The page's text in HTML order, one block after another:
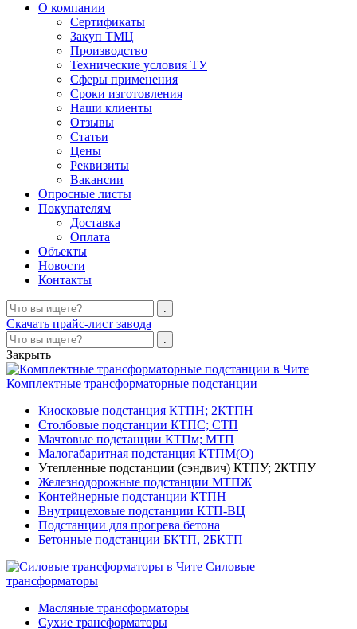
О компании
Сертификаты
Закуп ТМЦ
Производство
Технические условия ТУ
Сферы применения
Сроки изготовления
Наши клиенты
Отзывы
Статьи
Цены
Реквизиты
Вакансии
Опросные листы
Покупателям
Доставка
Оплата
Объекты
Новости
Контакты
Скачать прайс-лист завода
Закрыть
Комплектные трансформаторные подстанции
Киосковые подстанция КТПН; 2КТПН
Столбовые подстанции КТПС; СТП
Мачтовые подстанции КТПм; МТП
Малогабаритная подстанция КТПМ(О)
Утепленные подстанции (сэндвич) КТПУ; 2КТПУ
Железнодорожные подстанции МТПЖ
Контейнерные подстанции КТПН
Внутрицеховые подстанции КТП-ВЦ
Подстанции для прогрева бетона
Бетонные подстанции БКТП, 2БКТП
Силовые
трансформаторы
Масляные трансформаторы
Сухие трансформаторы